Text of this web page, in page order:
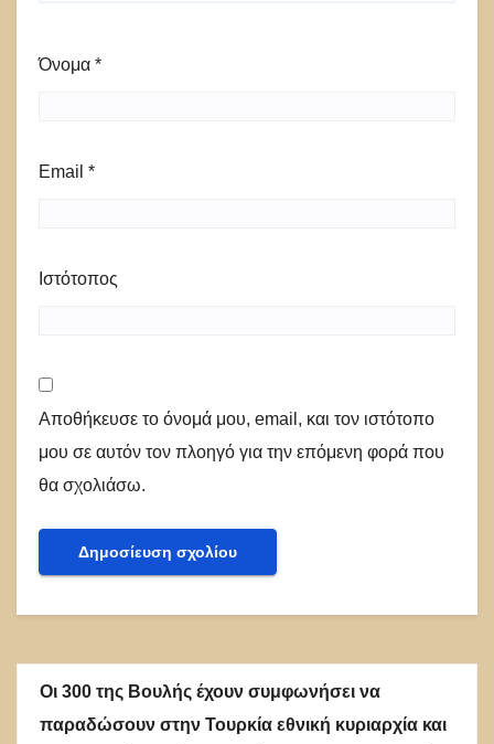
Όνομα *
Email *
Ιστότοπος
Αποθήκευσε το όνομά μου, email, και τον ιστότοπο
μου σε αυτόν τον πλοηγό για την επόμενη φορά που
θα σχολιάσω.
Οι 300 της Βουλής έχουν συμφωνήσει να
παραδώσουν στην Τουρκία εθνική κυριαρχία και